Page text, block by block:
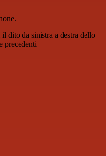
dito da sinistra a destra dello
precedenti